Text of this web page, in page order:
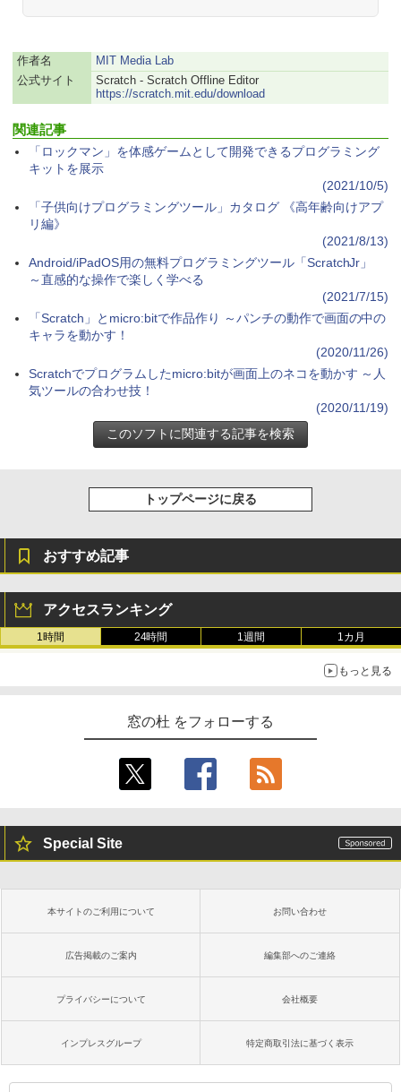
￥19,980
ション (32GB) 7インチディスプレイ、明
るさ自動調整、色調調節ライト、12週間
￥32,980
Amazon Kindle Colorsoft | 16GBストレ
ージ、防水、7インチカラーディスプレ
イ、色調調節ライト、最大8週間持続バッ
テリー、広告無し、ブラック (2025年発
New Amazon Kindle Scribe Colorsoft |
11インチカラーディスプレイ、64GBスト
レージ、ノート機能搭載、明るさ自動調
￥115,980
作者名
MIT Media Lab
公式サイト
Scratch - Scratch Offline Editor
https://scratch.mit.edu/download
関連記事
「ロックマン」を体感ゲームとして開発できるプログラミング
キットを展示
(2021/10/5)
「子供向けプログラミングツール」カタログ 《高年齢向けアプ
リ編》
(2021/8/13)
Android/iPadOS用の無料プログラミングツール「ScratchJr」
～直感的な操作で楽しく学べる
(2021/7/15)
「Scratch」とmicro:bitで作品作り ～パンチの動作で画面の中の
キャラを動かす！
(2020/11/26)
Scratchでプログラムしたmicro:bitが画面上のネコを動かす ～人
気ツールの合わせ技！
(2020/11/19)
トップページに戻る
おすすめ記事
アクセスランキング
1時間 24時間 1週間 1カ月
もっと見る
窓の杜 をフォローする
Special Site
本サイトのご利用について お問い合わせ
広告掲載のご案内 編集部へのご連絡
プライバシーについて 会社概要
インプレスグループ 特定商取引法に基づく表示